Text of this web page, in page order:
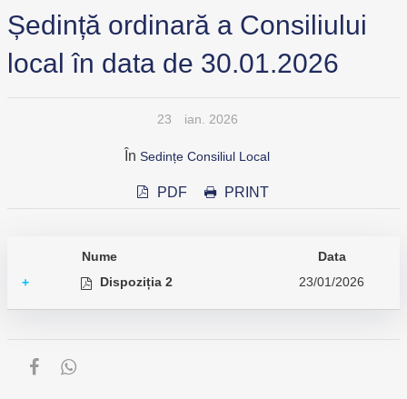
Ședință ordinară a Consiliului
local în data de 30.01.2026
23 ian. 2026
În Sedințe Consiliul Local
PDF PRINT
Nume
Data
+
Dispoziția 2 23/01/2026